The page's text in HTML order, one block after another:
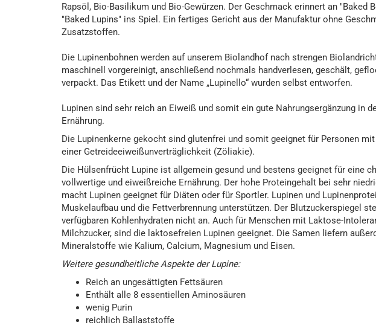
Rapsöl, Bio-Basilikum und Bio-Gewürzen. Der Geschmack erinnert an "Baked
"Baked Lupins" ins Spiel. Ein fertiges Gericht aus der Manufaktur ohne
Zusatzstoffen.
Die Lupinenbohnen werden auf unserem Biolandhof nach strengen
maschinell vorgereinigt, anschließend nochmals handverlesen, geschält,
verpackt. Das Etikett und der Name „Lupinello“ wurden selbst entworfen.
Lupinen sind sehr reich an Eiweiß und somit ein gute Nahrungsergänzung in
Ernährung.
Die Lupinenkerne gekocht sind glutenfrei und somit geeignet für Personen mit
einer Getreideeiweißunverträglichkeit (Zöliakie).
Die Hülsenfrücht Lupine ist allgemein gesund und bestens geeignet für eine
vollwertige und eiweißreiche Ernährung. Der hohe Proteingehalt bei sehr
macht Lupinen geeignet für Diäten oder für Sportler. Lupinen und
Muskelaufbau und die Fettverbrennung unterstützen. Der Blutzuckerspiegel
verfügbaren Kohlenhydraten nicht an. Auch für Menschen mit Laktose-
Milchzucker, sind die laktosefreien Lupinen geeignet. Die Samen liefern
Mineralstoffe wie Kalium, Calcium, Magnesium und Eisen.
Weitere gesundheitliche Aspekte der Lupine:
Reich an ungesättigten Fettsäuren
Enthält alle 8 essentiellen Aminosäuren
wenig Purin
reichlich Ballaststoffe